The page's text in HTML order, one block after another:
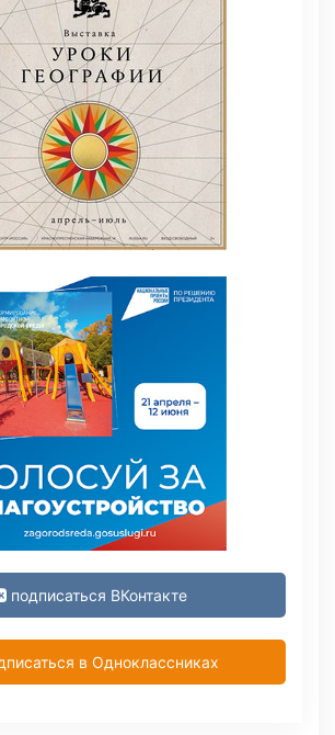
подписаться ВКонтакте
в Одноклассниках